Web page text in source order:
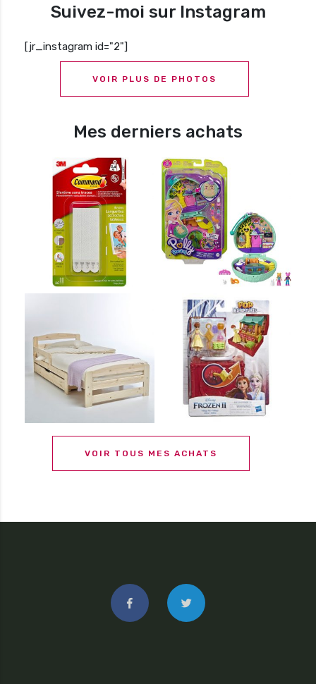
Suivez-moi sur Instagram
[jr_instagram id="2"]
VOIR PLUS DE PHOTOS
Mes derniers achats
VOIR TOUS MES ACHATS